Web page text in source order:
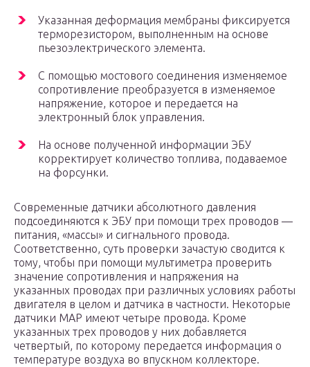
Указанная деформация мембраны фиксируется
терморезистором, выполненным на основе
пьезоэлектрического элемента.
С помощью мостового соединения изменяемое
сопротивление преобразуется в изменяемое
напряжение, которое и передается на
электронный блок управления.
На основе полученной информации ЭБУ
корректирует количество топлива, подаваемое
на форсунки.
Современные датчики абсолютного давления
подсоединяются к ЭБУ при помощи трех проводов —
питания, «массы» и сигнального провода.
Соответственно, суть проверки зачастую сводится к
тому, чтобы при помощи мультиметра проверить
значение сопротивления и напряжения на
указанных проводах при различных условиях работы
двигателя в целом и датчика в частности. Некоторые
датчики MAP имеют четыре провода. Кроме
указанных трех проводов у них добавляется
четвертый, по которому передается информация о
температуре воздуха во впускном коллекторе.